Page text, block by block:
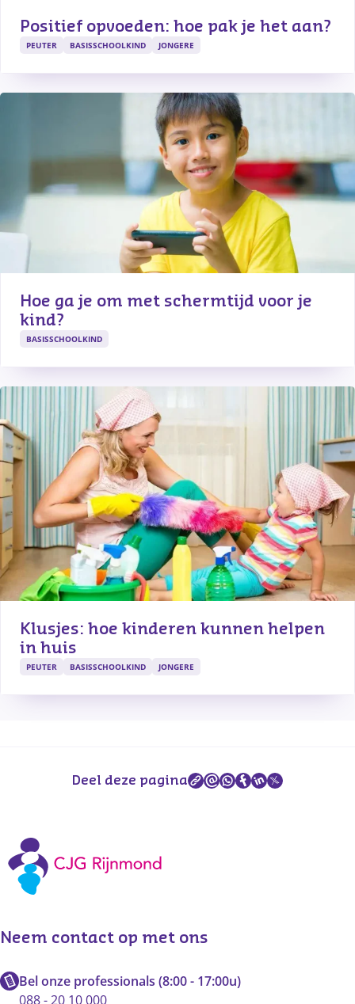
Positief opvoeden: hoe pak je het aan?
PEUTER BASISSCHOOLKIND JONGERE
Hoe ga je om met schermtijd voor je
kind?
BASISSCHOOLKIND
Klusjes: hoe kinderen kunnen helpen
in huis
PEUTER BASISSCHOOLKIND JONGERE
Deel deze pagina
Neem contact op met ons
Bel onze professionals (8:00 - 17:00u)
088 - 20 10 000